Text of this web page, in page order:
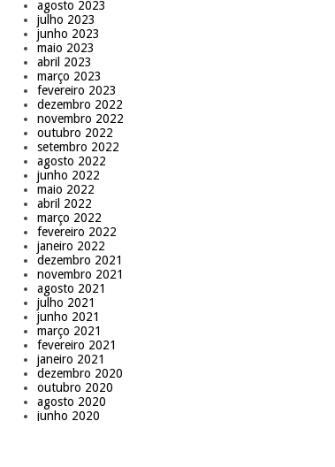
agosto 2023
julho 2023
junho 2023
maio 2023
abril 2023
março 2023
fevereiro 2023
dezembro 2022
novembro 2022
outubro 2022
setembro 2022
agosto 2022
junho 2022
maio 2022
abril 2022
março 2022
fevereiro 2022
janeiro 2022
dezembro 2021
novembro 2021
agosto 2021
julho 2021
junho 2021
março 2021
fevereiro 2021
janeiro 2021
dezembro 2020
outubro 2020
agosto 2020
junho 2020